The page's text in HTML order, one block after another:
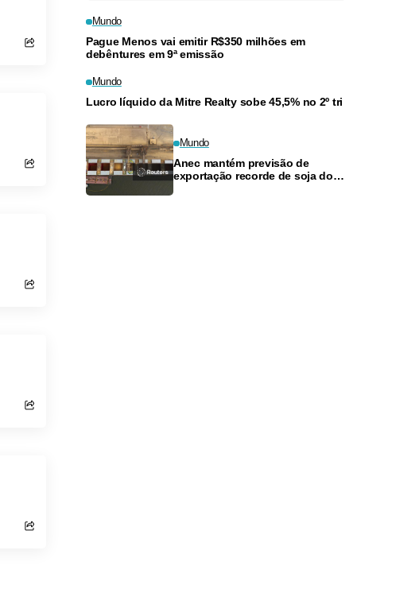
Mundo
Pague Menos vai emitir R$350 milhões em
debêntures em 9ª emissão
Mundo
Lucro líquido da Mitre Realty sobe 45,5% no 2º tri
Mundo
Anec mantém previsão de
exportação recorde de soja do